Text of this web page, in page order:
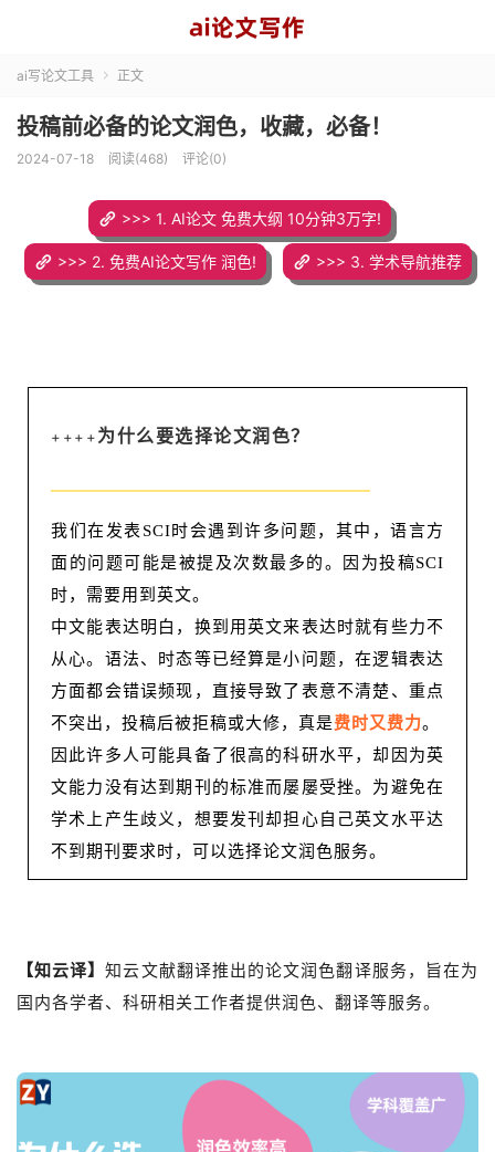
ai写论文工具  正文
投稿前必备的论文润色，收藏，必备！
2024-07-18 阅读(468) 评论(0)
>>> 1. AI论文 免费大纲 10分钟3万字!
>>> 2. 免费AI论文写作 润色! >>> 3. 学术导航推荐
++++为什么要选择论文润色？
我们在发表SCI时会遇到许多问题，其中，语言方
面的问题可能是被提及次数最多的。因为投稿SCI
时，需要用到英文。
中文能表达明白，换到用英文来表达时就有些力不
从心。语法、时态等已经算是小问题，在逻辑表达
方面都会错误频现，直接导致了表意不清楚、重点
不突出，投稿后被拒稿或大修，真是费时又费力。
因此许多人可能具备了很高的科研水平，却因为英
文能力没有达到期刊的标准而屡屡受挫。为避免在
学术上产生歧义，想要发刊却担心自己英文水平达
不到期刊要求时，可以选择论文润色服务。
【知云译】知云文献翻译推出的论文润色翻译服务，旨在为
国内各学者、科研相关工作者提供润色、翻译等服务。